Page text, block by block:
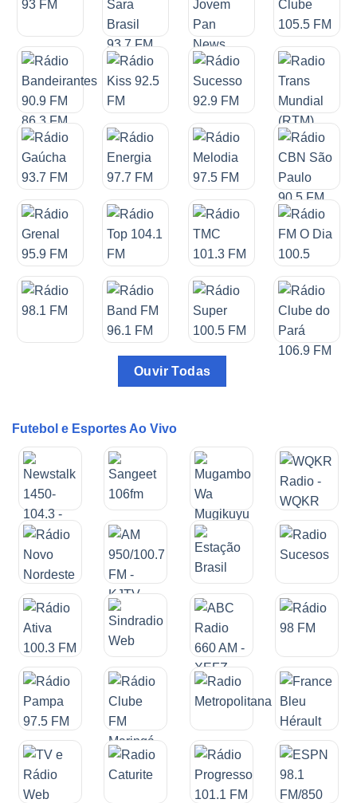
Ouvir Todas
Futebol e Esportes Ao Vivo